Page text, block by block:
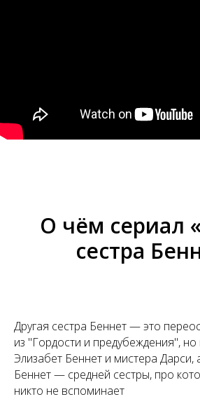
О чём сериал
сестра
Другая сестра Беннет — это
из "Гордости и предубеждения", но
Элизабет Беннет и мистера Дарси,
Беннет — средней сестры, про
никто не вспоминает